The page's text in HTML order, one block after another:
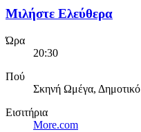
Μιλήστε Ελεύθερα
Ώρα
20:30
Πού
Σκηνή Ωμέγα, Δημοτικό
Εισιτήρια
More.com